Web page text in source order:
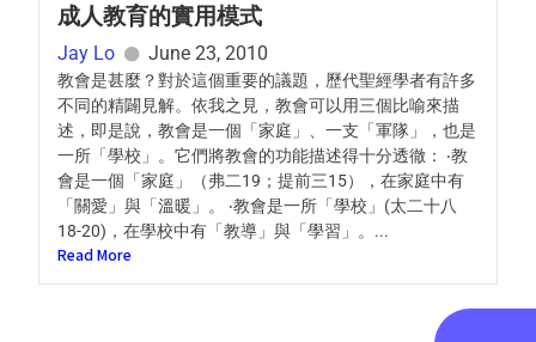
成人教育的實用模式
Jay Lo June 23, 2010
教會是甚麼？對於這個重要的議題，歷代聖經學者有許多
不同的精闢見解。依我之見，教會可以用三個比喻來描
述，即是說，教會是一個「家庭」、一支「軍隊」，也是
一所「學校」。它們將教會的功能描述得十分透徹： ‧教
會是一個「家庭」（弗二19；提前三15），在家庭中有
「關愛」與「溫暖」。 ‧教會是一所「學校」(太二十八
18-20)，在學校中有「教導」與「學習」。...
Read More